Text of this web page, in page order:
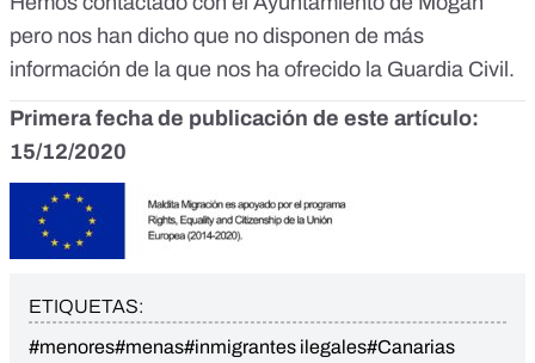
pero nos han dicho que no disponen de más
información de la que nos ha ofrecido la Guardia Civil.
Primera fecha de publicación de este artículo:
15/12/2020
ETIQUETAS:
#menores#menas#inmigrantes ilegales#Canarias